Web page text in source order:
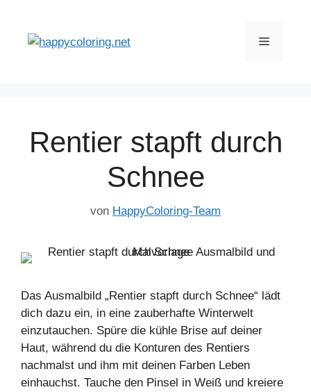
springen
Menü
Rentier stapft durch
Schnee
von HappyColoring-Team
Das Ausmalbild „Rentier stapft durch Schnee“ lädt
dich dazu ein, in eine zauberhafte Winterwelt
einzutauchen. Spüre die kühle Brise auf deiner
Haut, während du die Konturen des Rentiers
nachmalst und ihm mit deinen Farben Leben
einhauchst. Tauche den Pinsel in Weiß und kreiere